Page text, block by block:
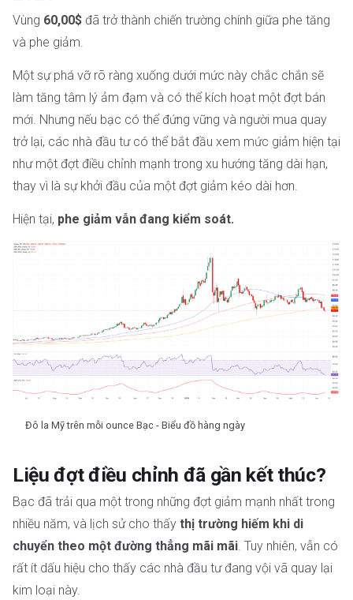
Vùng 60,00$ đã trở thành chiến trường chính giữa phe tăng
và phe giảm.
Một sự phá vỡ rõ ràng xuống dưới mức này chắc chắn sẽ
làm tăng tâm lý ảm đạm và có thể kích hoạt một đợt bán
mới. Nhưng nếu bạc có thể đứng vững và người mua quay
trở lại, các nhà đầu tư có thể bắt đầu xem mức giảm hiện tại
như một đợt điều chỉnh mạnh trong xu hướng tăng dài hạn,
thay vì là sự khởi đầu của một đợt giảm kéo dài hơn.
Hiện tại, phe giảm vẫn đang kiểm soát.
Đô la Mỹ trên mỗi ounce Bạc - Biểu đồ hàng ngày
Liệu đợt điều chỉnh đã gần kết thúc?
Bạc đã trải qua một trong những đợt giảm mạnh nhất trong
nhiều năm, và lịch sử cho thấy thị trường hiếm khi di
chuyển theo một đường thẳng mãi mãi. Tuy nhiên, vẫn có
rất ít dấu hiệu cho thấy các nhà đầu tư đang vội vã quay lại
kim loại này.